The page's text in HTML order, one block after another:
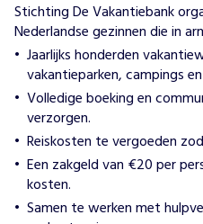
Stichting De Vakantiebank
Nederlandse gezinnen die in
Jaarlijks honderden
vakantieparken, campings
Volledige boeking en
verzorgen.
Reiskosten te vergoeden
Een zakgeld van €20 per
kosten.
Samen te werken met